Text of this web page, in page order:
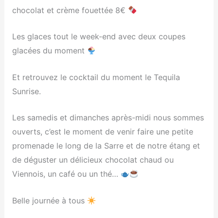
chocolat et crème fouettée 8€
Les glaces tout le week-end avec deux coupes
glacées du moment
Et retrouvez le cocktail du moment le Tequila
Sunrise.
Les samedis et dimanches après-midi nous sommes
ouverts, c’est le moment de venir faire une petite
promenade le long de la Sarre et de notre étang et
de déguster un délicieux chocolat chaud ou
Viennois, un café ou un thé…
Belle journée à tous